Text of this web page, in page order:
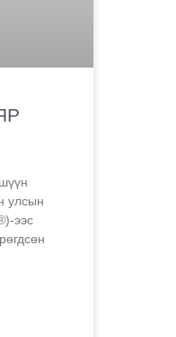
улсын
ээс